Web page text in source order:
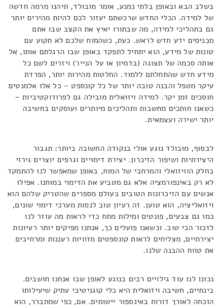
בשלב הבא ובאופן בלתי נמנע, אומר מובולד, תיהנו מרמה חדשה
של למידה. הכלי החדש שרכשתם יעזור לכם להיות מהירים יותר
גם בתהליכי למידה, מה שבתורו יאיץ את הקצב שבו אתם
מכניסים ידע חדש לראש. כעת, כשהמוח שלכם לא תקוע עם
טונות של מידע, הוא יתחיל לתפקד באופן שבו הרגלתם אותו, אל
אותה סכמה של תצוגה (בדמיון או על הנייר) ויזרים לשם כל
מידע חדש שהתחלתם ללמוד. החלטות מהירות יותר, הפרדת
עיקר מטפל והבנה טובה יותר של כל קונספט – כל אלו אלמנטים
חוסכים זמן יקר. למידה ויזואלית מובילה גם לפרודוקטיביות –
כשאנו חותכים מחשבות ותהליכים מיותרים ועוסקים בחשיבה
יותר ישירה ועצמאית.
לבסוף, מובולד נוגע אולי בנקודה החשובה ביותר: תגבור
היצירתיות ושיפור הזיכרון. יצירת דימויים וגרפים יוצרים גירוי
בחלק הוויזואלי והמרחבי של המוח, באופן שמאפשר לנו להתמקד
לא רק באינפורמציה אלא גם מטביע את הדימוי במוחנו. אפילו
אנשים עם הזיכרונות הטובים בעולם מספרים שהטריק שלהם הוא
ויזואליציה, הוא טוען. זה רעיון טוב לנסות מערכי דימוי שונים,
כמו גם צבעים, פונטים ומילות מתח כדי לראות מה עוזר לנו
לזכור הכי טוב. וכשאנו פועלים כך, אנחנו מפיקים יותר רעיונות
יצירתיים, מצליחים לראות קונספטים מזוויות רעננות ומרחיבים
את טווח ההבנה שלנו.
נכונו לנו עוד גילויים רבים בנוגע לאופן שבו אנחנו חושבים.
בינתיים, חשיבה ויזואלית היא כלי קוגניטיבי עתיק שיעילותו
הוכחה לאורך דורות באינספור יישומים. אם, כפי שמתברר, הוא